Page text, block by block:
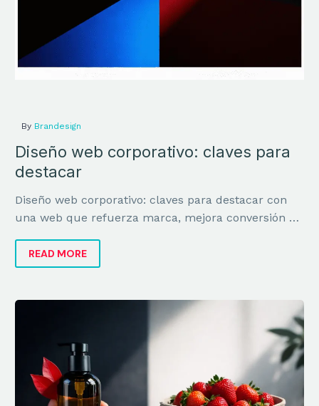
By Brandesign
Diseño web corporativo: claves para
destacar
Diseño web corporativo: claves para destacar con
una web que refuerza marca, mejora conversión y
READ MORE
Organic
Brands
orgánicas
con